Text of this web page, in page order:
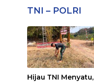
TNI – POLRI
Hijau TNI Menyatu,